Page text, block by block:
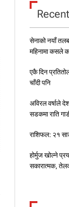
सेनाको नयाँ
महिनामा कसले
एकै दिन
चाँदी पनि
अविरल वर्षाले
सडकमा राति
राशिफल: २१
होर्मुज खोल्ने
सकारात्मक,